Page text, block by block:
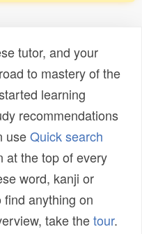
tutor, and your
to mastery of the
learning
recommendations
useQuick search
at the top of every
word, kanji or
anything on
take thetour.